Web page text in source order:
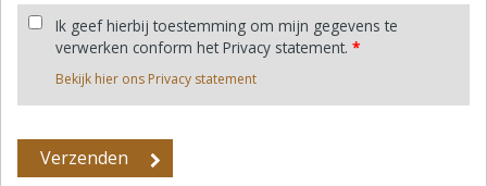
Ik geef hierbij toestemming om mijn gegevens te
verwerken conform het Privacy statement. *
Bekijk hier ons Privacy statement